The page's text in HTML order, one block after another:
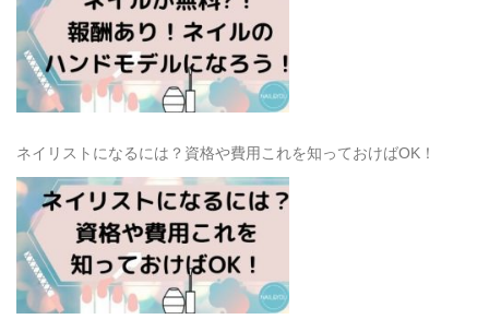
ネイリストになるには？資格や費用これを知っておけばOK！